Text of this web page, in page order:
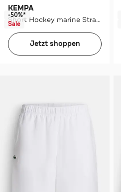
KEMPA
Short Hockey marine Straight
-50%*
Sale
Jetzt shoppen